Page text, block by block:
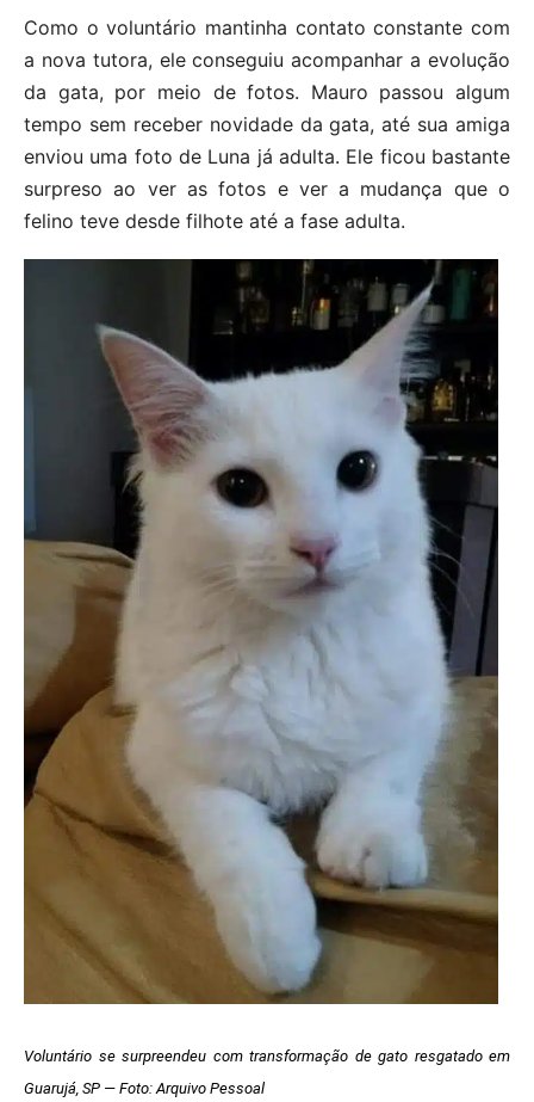
Como o voluntário mantinha contato constante com
a nova tutora, ele conseguiu acompanhar a evolução
da gata, por meio de fotos. Mauro passou algum
tempo sem receber novidade da gata, até sua amiga
enviou uma foto de Luna já adulta. Ele ficou bastante
surpreso ao ver as fotos e ver a mudança que o
felino teve desde filhote até a fase adulta.
Voluntário se surpreendeu com transformação de gato resgatado em
Guarujá, SP — Foto: Arquivo Pessoal